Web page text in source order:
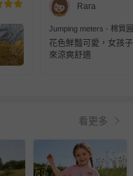
Rara
Jumping meters - 棉質
子-粉色
花色鮮豔可愛，女孩
來涼爽舒適
看更多